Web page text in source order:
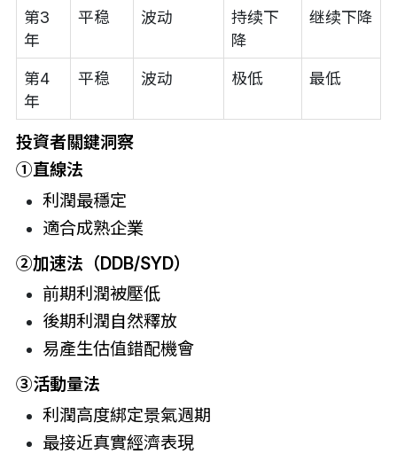
第3
年
平稳 波动
持续下
降
继续下降
第4
年
平稳 波动 极低 最低
投資者關鍵洞察
①直線法
利潤最穩定
適合成熟企業
②加速法（DDB/SYD）
前期利潤被壓低
後期利潤自然釋放
易產生估值錯配機會
③活動量法
利潤高度綁定景氣週期
最接近真實經濟表現